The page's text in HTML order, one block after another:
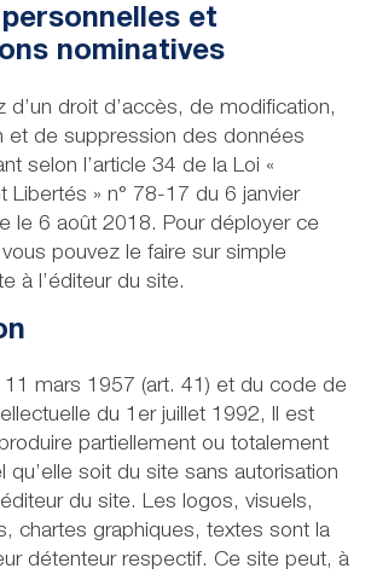
et
nominatives
d’un droit d’accès, de modification,
et de suppression des données
selon l’article 34 de la Loi «
Libertés » n° 78-17 du 6 janvier
le 6 août 2018. Pour déployer ce
pouvez le faire sur simple
à l’éditeur du site.
11 mars 1957 (art. 41) et du code de
du 1er juillet 1992, Il est
partiellement ou totalement
qu’elle soit du site sans autorisation
du site. Les logos, visuels,
chartes graphiques, textes sont la
détenteur respectif. Ce site peut, à